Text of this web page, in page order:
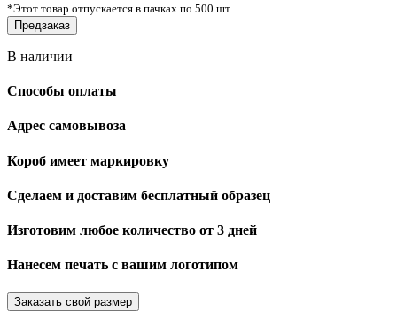
*Этот товар отпускается в пачках по 500 шт.
Предзаказ
В наличии
Способы оплаты
Адрес самовывоза
Короб имеет маркировку
Сделаем и доставим бесплатный образец
Изготовим любое количество от 3 дней
Нанесем печать с вашим логотипом
Заказать свой размер